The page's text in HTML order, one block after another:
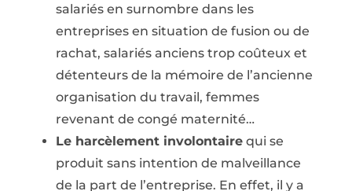
salariés en surnombre dans les
entreprises en situation de fusion ou de
rachat, salariés anciens trop coûteux et
détenteurs de la mémoire de l’ancienne
organisation du travail, femmes
revenant de congé maternité…
Le harcèlement involontairequi se
produit sans intention de malveillance
de la part de l’entreprise. En effet, il y a